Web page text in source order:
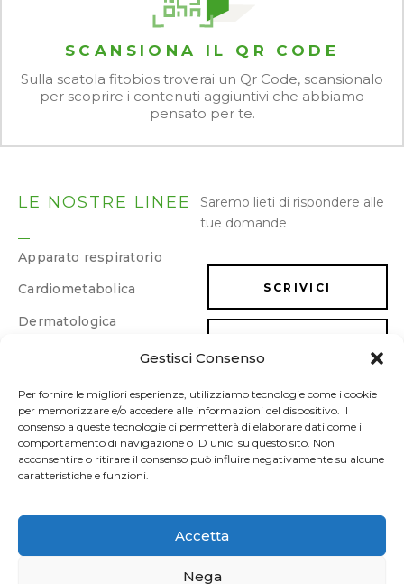
Gestisci Consenso
Per fornire le migliori esperienze, utilizziamo tecnologie come i cookie
per memorizzare e/o accedere alle informazioni del dispositivo. Il
consenso a queste tecnologie ci permetterà di elaborare dati come il
comportamento di navigazione o ID unici su questo sito. Non
acconsentire o ritirare il consenso può influire negativamente su alcune
caratteristiche e funzioni.
Accetta
Nega
SCANSIONA IL QR CODE
Sulla scatola fitobios troverai un Qr Code, scansionalo
per scoprire i contenuti aggiuntivi che abbiamo
pensato per te.
LE NOSTRE LINEE
Apparato respiratorio
Cardiometabolica
Dermatologica
Energia e memoria
Gastrointestinale
Ginecologica/Urologica
Sonno e umore
Sport
Saremo lieti di rispondere alle
tue domande
SCRIVICI